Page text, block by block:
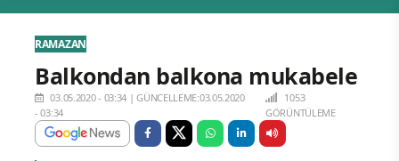
RAMAZAN
Balkondan balkona mukabele
03.05.2020 - 03:34 |GÜNCELLEME:03.05.2020
- 03:34
1053
GÖRÜNTÜLEME